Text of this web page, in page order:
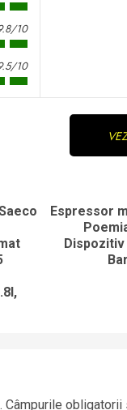
10
10
Previous
post:
Espressor
Dispozitiv
Câmpurile obligatorii